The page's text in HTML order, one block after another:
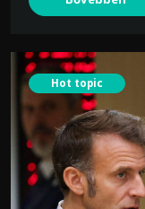
Hot topic